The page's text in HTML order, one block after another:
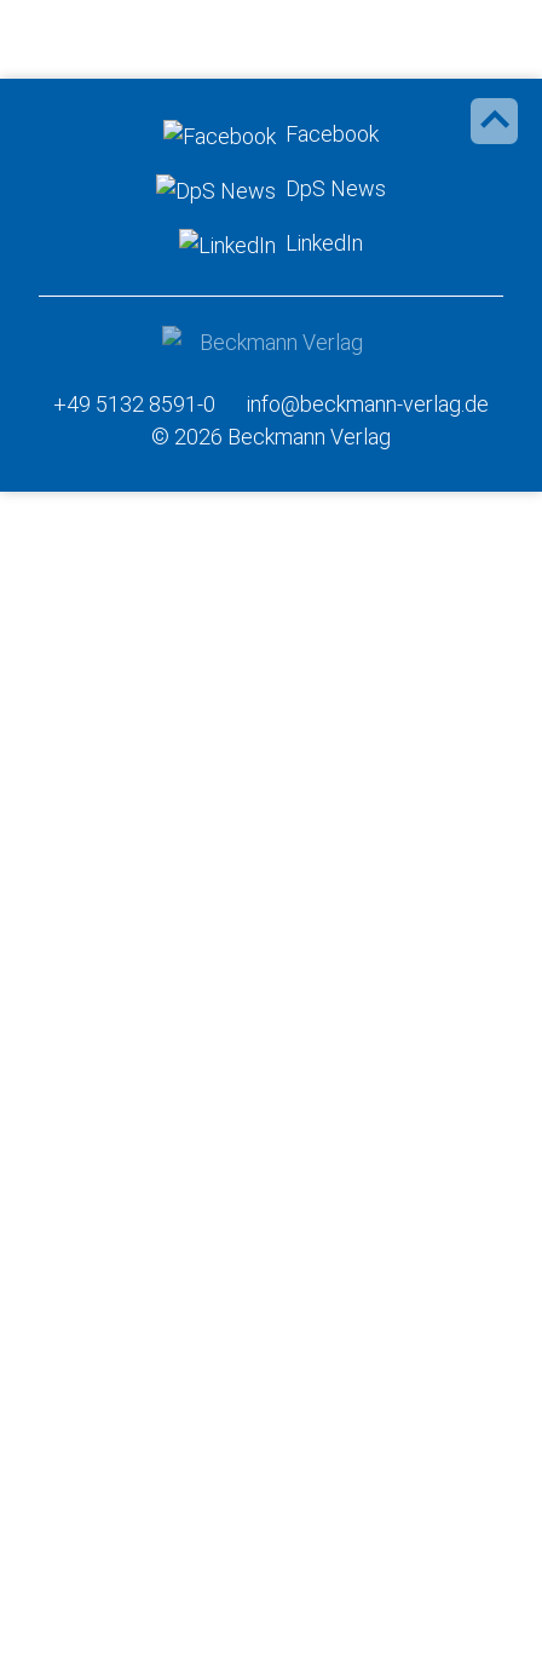
Facebook
DpS News
LinkedIn
+49 5132 8591-0
info@beckmann-verlag.de
© 2026 Beckmann Verlag